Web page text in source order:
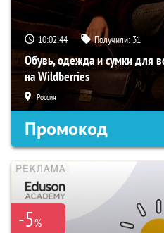
10:02:43 Получили: 31
Обувь, одежда и сумки для
на Wildberries
Россия
Промокод
-5%